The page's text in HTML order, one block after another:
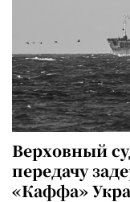
Верховный
передачу
«Каффа»